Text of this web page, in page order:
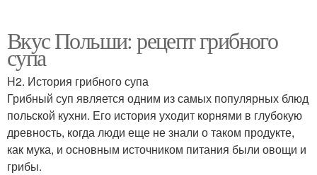
Вкус Польши: рецепт грибного
супа
H2. История грибного супа
Грибный суп является одним из самых популярных блюд
польской кухни. Его история уходит корнями в глубокую
древность, когда люди еще не знали о таком продукте,
как мука, и основным источником питания были овощи и
грибы.